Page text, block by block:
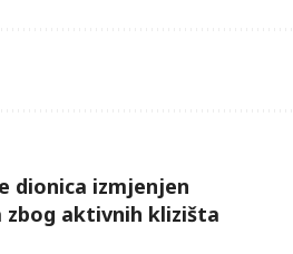
dionica izmjenjen
zbog aktivnih klizišta